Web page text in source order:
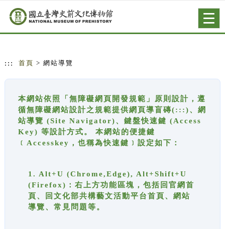
跳到主要內容
網站導覽
::: 首頁 > 網站導覽
本網站依照「無障礙網頁開發規範」原則設計，遵
循無障礙網站設計之規範提供網頁導盲磚(:::)、網
站導覽 (Site Navigator)、鍵盤快速鍵 (Access
Key) 等設計方式。 本網站的便捷鍵
﹝Accesskey，也稱為快速鍵﹞設定如下：
1. Alt+U (Chrome,Edge), Alt+Shift+U
(Firefox)：右上方功能區塊，包括回官網首
頁、回文化部共構藝文活動平台首頁、網站
導覽、常見問題等。